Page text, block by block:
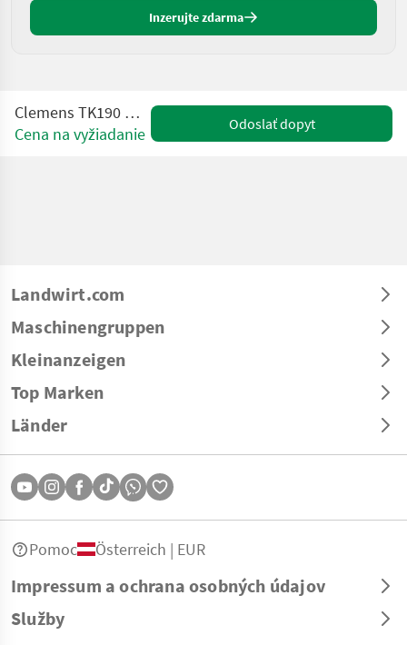
Inzerujte zdarma
Clemens TK190 mit Packerwalze
Cena na vyžiadanie
Odoslať dopyt
Landwirt.com
Maschinengruppen
Kleinanzeigen
Top Marken
Länder
Impressum a ochrana osobných údajov
Služby
Pomoc Österreich | EUR